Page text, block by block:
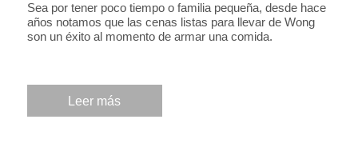
Sea por tener poco tiempo o familia pequeña, desde hace
años notamos que las cenas listas para llevar de Wong
son un éxito al momento de armar una comida.
Leer más